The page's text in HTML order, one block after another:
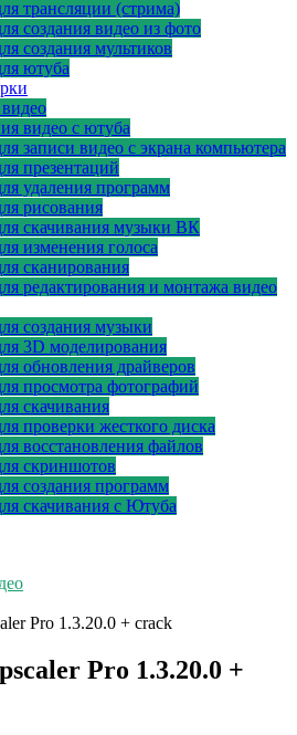
трансляции (стрима)
создания видео из фото
создания мультиков
ютуба
видео с ютуба
записи видео с экрана компьютера
презентаций
удаления программ
рисования
скачивания музыки ВК
изменения голоса
сканирования
редактирования и монтажа видео
создания музыки
3D моделирования
обновления драйверов
просмотра фотографий
скачивания
проверки жесткого диска
восстановления файлов
скриншотов
создания программ
скачивания с Ютуба
Pro 1.3.20.0 + crack
Pro 1.3.20.0 +